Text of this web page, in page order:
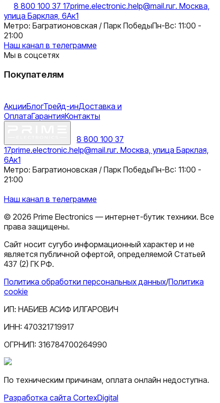
8 800 100 37 17prime.electronic.help@mail.ruг. Москва,
улица Барклая, 6Ак1
Метро: Багратионовская / Парк ПобедыПн-Вс: 11:00 -
21:00
Наш канал в телеграмме
Мы в соцсетях
Покупателям
АкцииБлогТрейд-инДоставка и
ОплатаГарантияКонтакты
8 800 100 37
17prime.electronic.help@mail.ruг. Москва, улица Барклая,
6Ак1
Метро: Багратионовская / Парк ПобедыПн-Вс: 11:00 -
21:00
Наш канал в телеграмме
© 2026 Prime Electronics — интернет-бутик техники. Все
права защищены.
Сайт носит сугубо информационный характер и не
является публичной офертой, определяемой Статьей
437 (2) ГК РФ.
Политика обработки персональных данных/Политика
cookie
ИП: НАБИЕВ АСИФ ИЛГАРОВИЧ
ИНН: 470321719917
ОГРНИП: 316784700264990
По техническим причинам, оплата онлайн недоступна.
Разработка сайта CortexDigital